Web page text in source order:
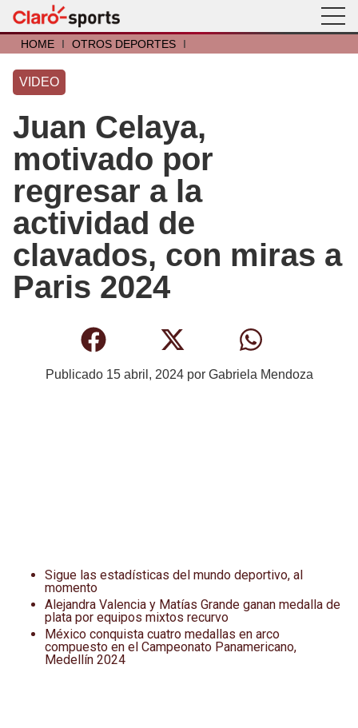
HOME I OTROS DEPORTES I
VIDEO
Juan Celaya,
motivado por
regresar a la
actividad de
clavados, con miras a
Paris 2024
Publicado 15 abril, 2024por Gabriela Mendoza
Sigue las estadísticas del mundo deportivo, al
momento
Alejandra Valencia y Matías Grande ganan medalla de
plata por equipos mixtos recurvo
México conquista cuatro medallas en arco
compuesto en el Campeonato Panamericano,
Medellín 2024